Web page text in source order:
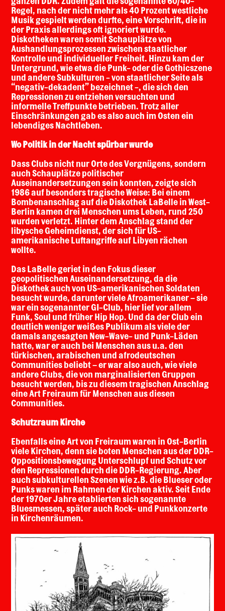
Regel, nach der nicht mehr als 40 Prozent westliche
Musik gespielt werden durfte, eine Vorschrift, die in
der Praxis allerdings oft ignoriert wurde.
Diskotheken waren somit Schauplätze von
Aushandlungsprozessen zwischen staatlicher
Kontrolle und individueller Freiheit. Hinzu kam der
Untergrund, wie etwa die Punk- oder die Gothicszene
und andere Subkulturen - von staatlicher Seite als
“negativ-dekadent” bezeichnet -, die sich den
Repressionen zu entziehen versuchten und
informelle Treffpunkte betrieben. Trotz aller
Einschränkungen gab es also auch im Osten ein
lebendiges Nachtleben.
Wo Politik in der Nacht spürbar wurde
Dass Clubs nicht nur Orte des Vergnügens, sondern
auch Schauplätze politischer
Auseinandersetzungen sein konnten, zeigte sich
1986 auf besonders tragische Weise: Bei einem
Bombenanschlag auf die Diskothek LaBelle in West-
Berlin kamen drei Menschen ums Leben, rund 250
wurden verletzt. Hinter dem Anschlag stand der
libysche Geheimdienst, der sich für US-
amerikanische Luftangriffe auf Libyen rächen
wollte.
Das LaBelle geriet in den Fokus dieser
geopolitischen Auseinandersetzung, da die
Diskothek auch von US-amerikanischen Soldaten
besucht wurde, darunter viele Afroamerikaner – sie
war ein sogenannter GI-Club, hier lief vor allem
Funk, Soul und früher Hip Hop. Und da der Club ein
deutlich weniger weißes Publikum als viele der
damals angesagten New-Wave- und Punk-Läden
hatte, war er auch bei Menschen aus u.a. den
türkischen, arabischen und afrodeutschen
Communities beliebt – er war also auch, wie viele
andere Clubs, die von marginalisierten Gruppen
besucht werden, bis zu diesem tragischen Anschlag
eine Art Freiraum für Menschen aus diesen
Communities.
Schutzraum Kirche
Ebenfalls eine Art von Freiraum waren in Ost-Berlin
viele Kirchen, denn sie boten Menschen aus der DDR-
Oppositionsbewegung Unterschlupf und Schutz vor
den Repressionen durch die DDR-Regierung. Aber
auch subkulturellen Szenen wie z.B. die Blueser oder
Punks waren im Rahmen der Kirchen aktiv. Seit Ende
der 1970er Jahre etablierten sich sogenannte
Bluesmessen, später auch Rock- und Punkkonzerte
in Kirchenräumen.